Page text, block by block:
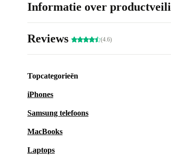
Informatie over
Reviews (4.6)
Topcategorieën
iPhones
Samsung telefoons
MacBooks
Laptops